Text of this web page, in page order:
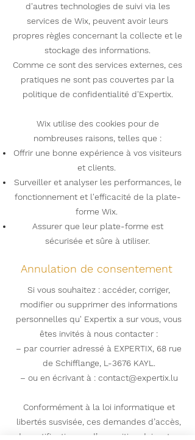
d'autres technologies de suivi via les
services de Wix, peuvent avoir leurs
propres règles concernant la collecte et le
stockage des informations.
Comme ce sont des services externes, ces
pratiques ne sont pas couvertes par la
politique de confidentialité d'Expertix.
Wix utilise des cookies pour de
nombreuses raisons, telles que :
Offrir une bonne expérience à vos visiteurs
et clients.
Surveiller et analyser les performances, le
fonctionnement et l'efficacité de la plate-
forme Wix.
Assurer que leur plate-forme est
sécurisée et sûre à utiliser.
Annulation de consentement
Si vous souhaitez : accéder, corriger,
modifier ou supprimer des informations
personnelles qu' Expertix a sur vous, vous
êtes invités à nous contacter :
– par courrier adressé à EXPERTIX, 68 rue
de Schifflange, L-3676 KAYL.
– ou en écrivant à : contact@expertix.lu
Conformément à la loi informatique et
libertés susvisée, ces demandes d’accès,
de rectification ou d’opposition doivent se